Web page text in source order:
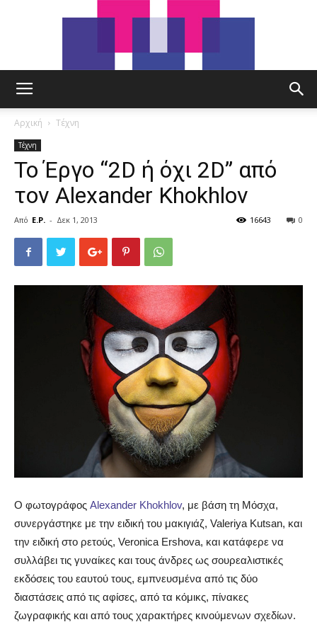
Αρχική Τέχνη
Τέχνη
Το Έργο “2D ή όχι 2D” από
τον Alexander Khokhlov
Από E.P. - Δεκ 1, 2013 0
16643
Ο φωτογράφος Alexander Khokhlov, με βάση τη Μόσχα,
συνεργάστηκε με την ειδική του μακιγιάζ, Valeriya Kutsan, και
την ειδική στο ρετούς, Veronica Ershova, και κατάφερε να
συλλάβει τις γυναίκες και τους άνδρες ως σουρεαλιστικές
εκδόσεις του εαυτού τους, εμπνευσμένα από τις δύο
διαστάσεις από τις αφίσες, από τα κόμικς, πίνακες
ζωγραφικής και από τους χαρακτήρες κινούμενων σχεδίων.